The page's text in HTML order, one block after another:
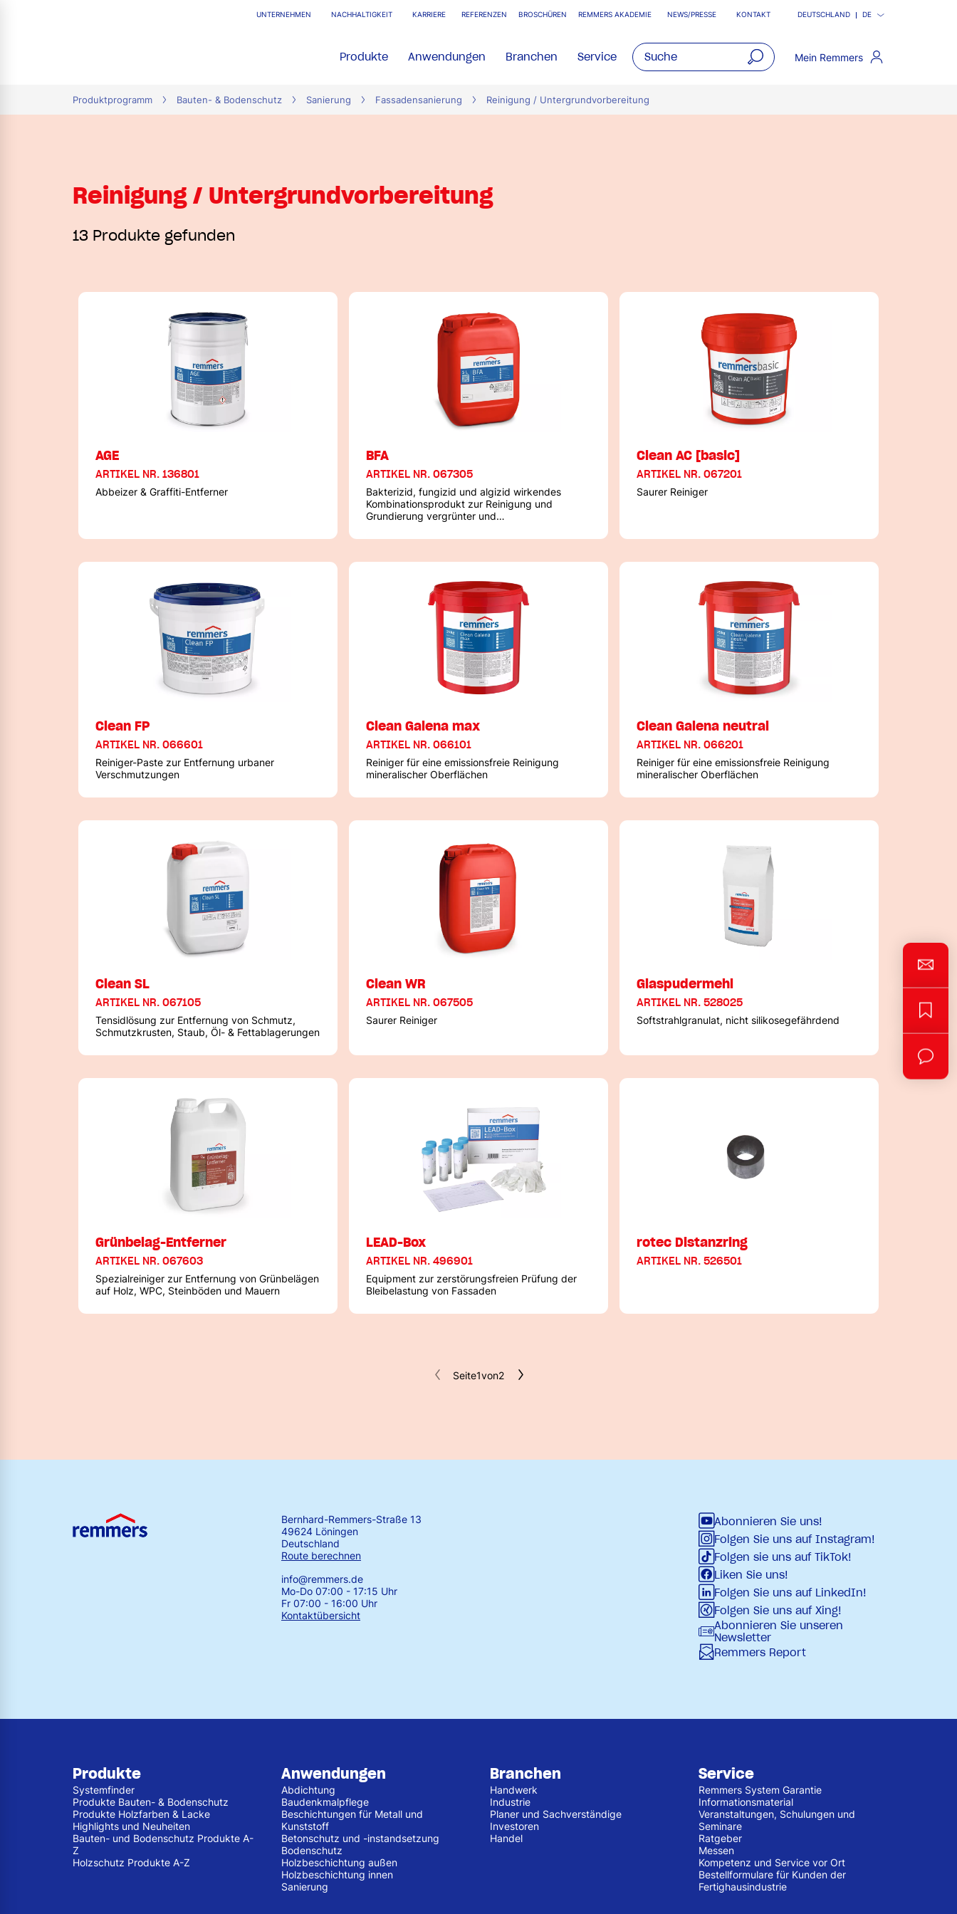
UNTERNEHMEN NACHHALTIGKEIT KARRIERE REFERENZEN BROSCHÜREN REMMERS AKADEMIE NEWS/PRESSE KONTAKT DEUTSCHLAND DE
Produkte Anwendungen Branchen Service Mein Remmers
Produktprogramm Bauten- & Bodenschutz Sanierung Fassadensanierung Reinigung / Untergrundvorbereitung
Reinigung / Untergrundvorbereitung
13 Produkte gefunden
AGE
ARTIKEL NR. 136801
Abbeizer & Graffiti-Entferner
BFA
ARTIKEL NR. 067305
Bakterizid, fungizid und algizid wirkendes
Kombinationsprodukt zur Reinigung und
Grundierung vergrünter und
Clean AC [basic]
ARTIKEL NR. 067201
Saurer Reiniger
Clean FP
ARTIKEL NR. 066601
Reiniger-Paste zur Entfernung urbaner
Verschmutzungen
Clean Galena max
ARTIKEL NR. 066101
Reiniger für eine emissionsfreie Reinigung
mineralischer Oberflächen
Clean Galena neutral
ARTIKEL NR. 066201
Reiniger für eine emissionsfreie Reinigung
mineralischer Oberflächen
Clean SL
ARTIKEL NR. 067105
Tensidlösung zur Entfernung von Schmutz,
Schmutzkrusten, Staub, Öl- & Fettablagerungen
Clean WR
ARTIKEL NR. 067505
Saurer Reiniger
Glaspudermehl
ARTIKEL NR. 528025
Softstrahlgranulat, nicht silikosegefährdend
Grünbelag-Entferner
ARTIKEL NR. 067603
Spezialreiniger zur Entfernung von Grünbelägen
auf Holz, WPC, Steinböden und Mauern
LEAD-Box
ARTIKEL NR. 496901
Equipment zur zerstörungsfreien Prüfung der
Bleibelastung von Fassaden
rotec Distanzring
ARTIKEL NR. 526501
Seite1von2
Bernhard-Remmers-Straße 13
49624 Löningen
Deutschland
Route berechnen
info@remmers.de
Mo-Do 07:00 - 17:15 Uhr
Fr 07:00 - 16:00 Uhr
Kontaktübersicht
Abonnieren Sie uns!
Folgen Sie uns auf Instagram!
Folgen sie uns auf TikTok!
Liken Sie uns!
Folgen Sie uns auf LinkedIn!
Folgen Sie uns auf Xing!
Abonnieren Sie unseren
Newsletter
Remmers Report
Produkte
Systemfinder
Produkte Bauten- & Bodenschutz
Produkte Holzfarben & Lacke
Highlights und Neuheiten
Bauten- und Bodenschutz Produkte A-
Z
Holzschutz Produkte A-Z
Anwendungen
Abdichtung
Baudenkmalpflege
Beschichtungen für Metall und
Kunststoff
Betonschutz und -instandsetzung
Bodenschutz
Holzbeschichtung außen
Holzbeschichtung innen
Sanierung
Branchen
Handwerk
Industrie
Planer und Sachverständige
Investoren
Handel
Service
Remmers System Garantie
Informationsmaterial
Veranstaltungen, Schulungen und
Seminare
Ratgeber
Messen
Kompetenz und Service vor Ort
Bestellformulare für Kunden der
Fertighausindustrie